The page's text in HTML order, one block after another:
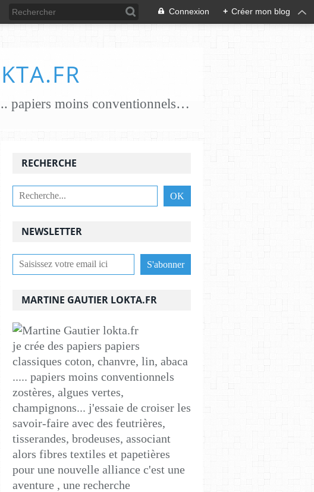
Connexion + Créer mon blog
je crée des papiers papiers classiques coton, chanvre, lin, abaca ..... papiers moins conventionnels zostères, algues vertes, champignons... j'essaie de croiser les savoir-faire avec des feutrières, tisserandes, brodeuses, associant alors fibres textiles et papetières pour une nouvelle alliance c'est une aventure , une recherche passionnante et je le crains sans fin ,........................
NEWSLETTER
RECHERCHE
MARTINE GAUTIER LOKTA.FR
je crée des papiers papiers
classiques coton, chanvre, lin, abaca
..... papiers moins conventionnels
zostères, algues vertes,
champignons... j'essaie de croiser les
savoir-faire avec des feutrières,
tisserandes, brodeuses, associant
alors fibres textiles et papetières
pour une nouvelle alliance c'est une
aventure , une recherche